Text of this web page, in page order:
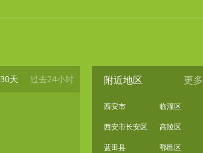
过去24小时
天 附近地区 更多
西安市
临潼区
西安市长安区
高陵区
蓝田县
鄠邑区